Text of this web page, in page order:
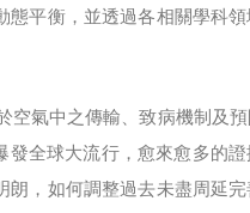
平衡，並透過各相關學科
中之傳輸、致病機制及預
全球大流行，愈來愈多的
，如何調整過去未盡周延